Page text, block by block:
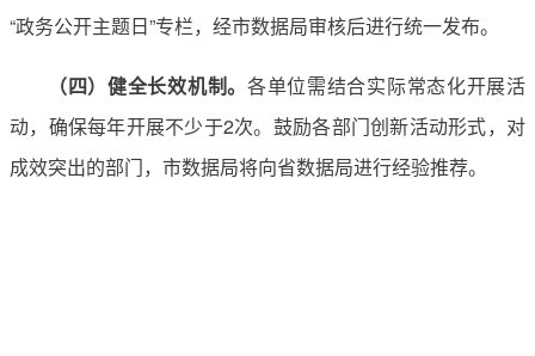
“政务公开主题日”专栏，经市数据局审核后进行统一发布。
（四）健全长效机制。 各单位需结合实际常态化开展活
动，确保每年开展不少于2次。鼓励各部门创新活动形式，对
成效突出的部门，市数据局将向省数据局进行经验推荐。